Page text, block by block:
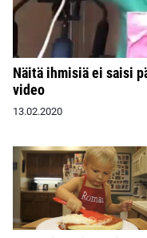
Näitä ihmisiä ei saisi
video
13.02.2020